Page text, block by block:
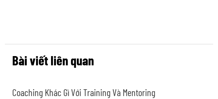
Bài viết liên quan
Coaching Khác Gì Với Training Và Mentoring